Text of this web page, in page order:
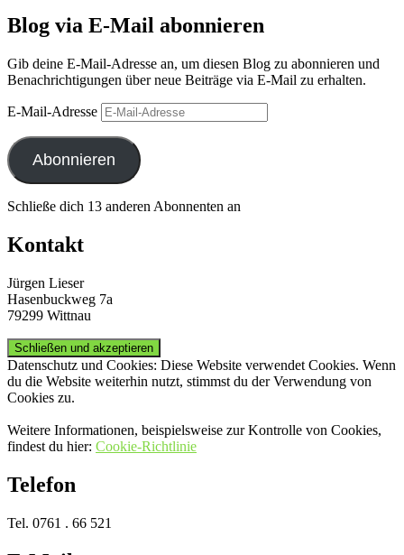
Blog via E-Mail abonnieren
Gib deine E-Mail-Adresse an, um diesen Blog zu abonnieren und
Benachrichtigungen über neue Beiträge via E-Mail zu erhalten.
E-Mail-Adresse
Abonnieren
Schließe dich 13 anderen Abonnenten an
Kontakt
Jürgen Lieser
Hasenbuckweg 7a
79299 Wittnau
Datenschutz und Cookies: Diese Website verwendet Cookies. Wenn
du die Website weiterhin nutzt, stimmst du der Verwendung von
Cookies zu.
Weitere Informationen, beispielsweise zur Kontrolle von Cookies,
findest du hier: Cookie-Richtlinie
Telefon
Tel. 0761 . 66 521